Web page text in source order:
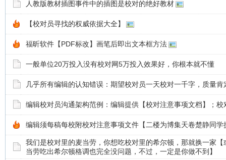
人教版教材插图事件中的插图是校对的绝好教材
【校对员寻找的权威依据大全】
福昕软件【PDF标改】画笔后即出文本框方法
一般单位20万投入没有校对网5万投入效果好，你根本就不懂
几乎所有编辑的认知错误：期望校对员一天校对一千字，质量肯
编辑校对员沟通架构范例：编辑提供【校对注意事项文档】；
编辑须每稿每校附校对注意事项文件【二楼为博集天卷楚静同
我们是校对里的麦当劳，你想吃校对里的希尔顿，那就换一家
当劳吃出希尔顿格调也完全没问题，不过，一定是你做不到】